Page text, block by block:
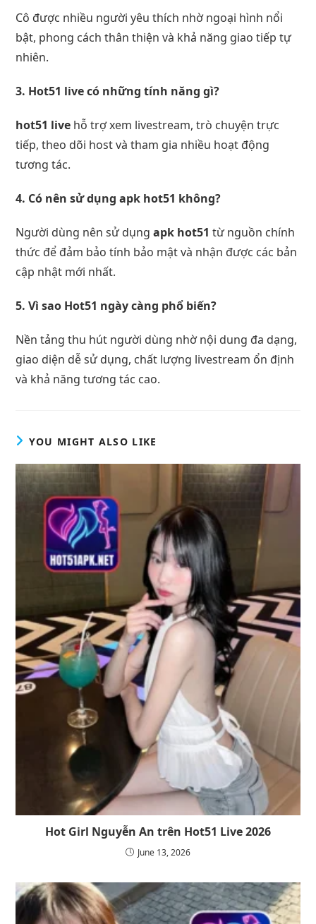
Cô được nhiều người yêu thích nhờ ngoại hình nổi
bật, phong cách thân thiện và khả năng giao tiếp tự
nhiên.
3. Hot51 live có những tính năng gì?
hot51 live hỗ trợ xem livestream, trò chuyện trực
tiếp, theo dõi host và tham gia nhiều hoạt động
tương tác.
4. Có nên sử dụng apk hot51 không?
Người dùng nên sử dụngapk hot51 từ nguồn chính
thức để đảm bảo tính bảo mật và nhận được các bản
cập nhật mới nhất.
5. Vì sao Hot51 ngày càng phổ biến?
Nền tảng thu hút người dùng nhờ nội dung đa dạng,
giao diện dễ sử dụng, chất lượng livestream ổn định
và khả năng tương tác cao.
YOU MIGHT ALSO LIKE
Hot Girl Nguyễn An trên Hot51 Live 2026
June 13, 2026